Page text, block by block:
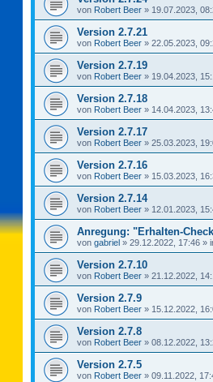
von Robert Beer » 19.07.2023,
Version 2.7.21
von Robert Beer » 22.05.2023,
Version 2.7.19
von Robert Beer » 19.04.2023,
Version 2.7.18
von Robert Beer » 14.04.2023,
Version 2.7.17
von Robert Beer » 25.03.2023,
Version 2.7.16
von Robert Beer » 15.03.2023,
Version 2.7.14
von Robert Beer » 12.01.2023,
Anregung: "Erhalten-
von gabriel » 29.12.2022, 17:46 »
Version 2.7.10
von Robert Beer » 21.12.2022,
Version 2.7.9
von Robert Beer » 15.12.2022,
Version 2.7.8
von Robert Beer » 08.12.2022,
Version 2.7.5
von Robert Beer » 09.11.2022,